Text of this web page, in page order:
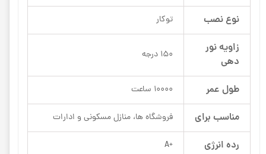
نوع نصب توکار
زاویه نور
دهی
150 درجه
طول عمر 10000 ساعت
مناسب برای فروشگاه ها، منازل مسکونی و ادارات
رده انرژی +A